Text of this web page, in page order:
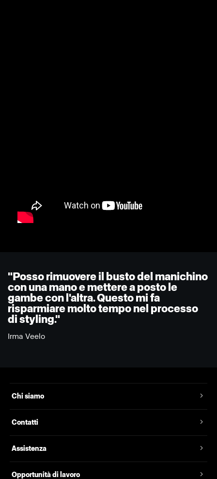
"Posso rimuovere il busto del manichino
con una mano e mettere a posto le
gambe con l'altra. Questo mi fa
risparmiare molto tempo nel processo
di styling."
Irma Veelo
Chi siamo
Contatti
Assistenza
Opportunità di lavoro